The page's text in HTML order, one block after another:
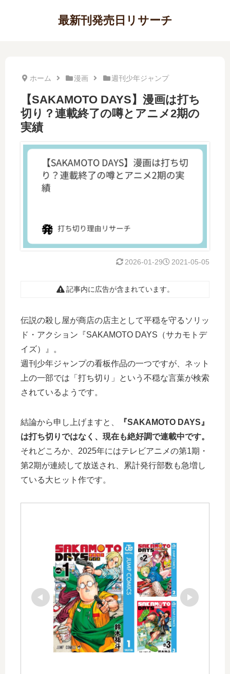
最新刊発売日リサーチ
ホーム 漫画 週刊少年ジャンプ
【SAKAMOTO DAYS】漫画は打ち
切り？連載終了の噂とアニメ2期の
実績
2021-05-05
2026-01-29
記事内に広告が含まれています。
伝説の殺し屋が商店の店主として平穏を守るソリッ
ド・アクション『SAKAMOTO DAYS（サカモトデ
イズ）』。
週刊少年ジャンプの看板作品の一つですが、ネット
上の一部では「打ち切り」という不穏な言葉が検索
されているようです。
結論から申し上げますと、
『SAKAMOTO DAYS』
は打ち切りではなく、現在も絶好調で連載中です。
それどころか、2025年にはテレビアニメの第1期・
第2期が連続して放送され、累計発行部数も急増し
ている大ヒット作です。